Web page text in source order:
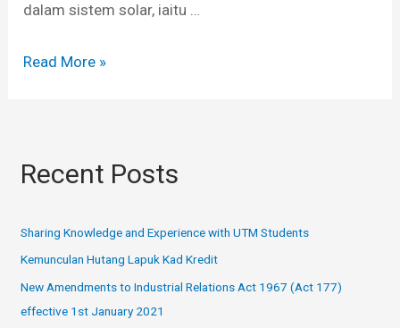
dalam sistem solar, iaitu …
Read More »
Recent Posts
Sharing Knowledge and Experience with UTM Students
Kemunculan Hutang Lapuk Kad Kredit
New Amendments to Industrial Relations Act 1967 (Act 177)
effective 1st January 2021